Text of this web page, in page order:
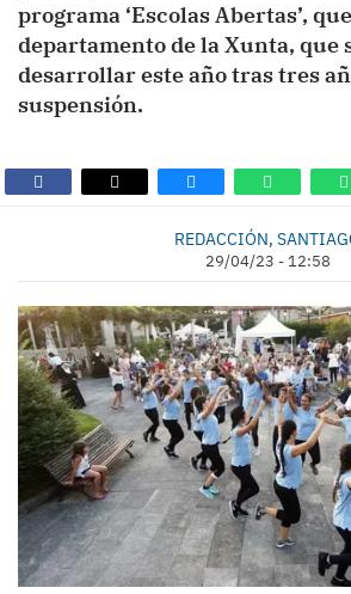
programa ‘Escolas Abertas’,
departamento de la Xunta, que
desarrollar este año tras tres
suspensión.
REDACCIÓN,
29/04/23 - 12:58